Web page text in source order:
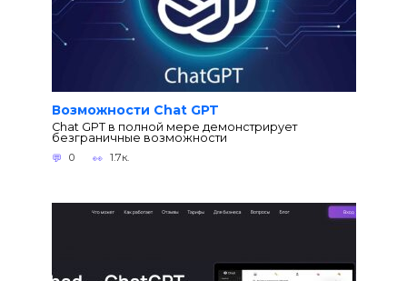
Возможности Chat GPT
Chat GPT в полной мере демонстрирует
безграничные возможности
0 1.7к.